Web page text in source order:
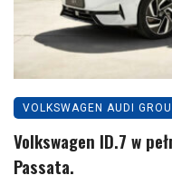
VOLKSWAGEN AUDI
Volkswagen ID.7 w
Passata.